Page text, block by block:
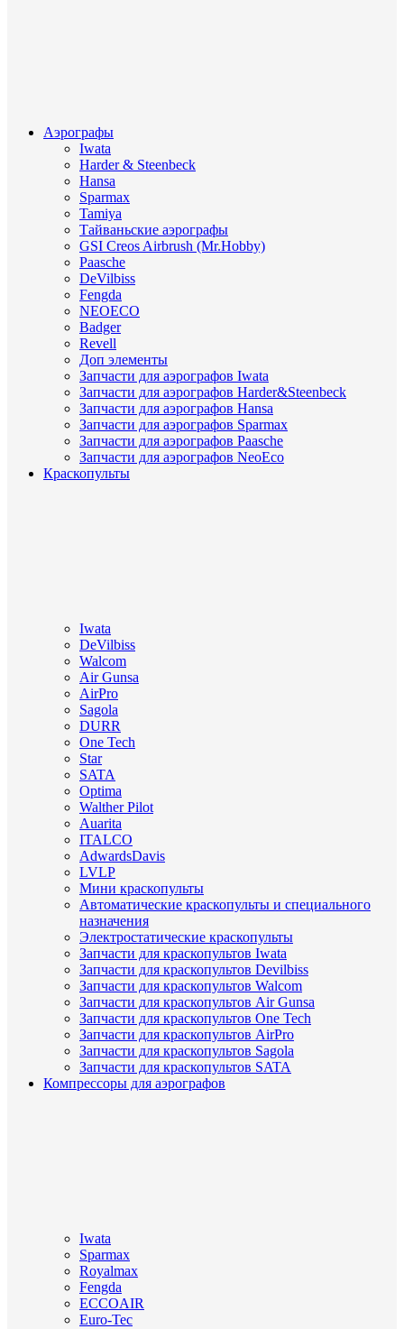
Аэрографы
Iwata
Harder & Steenbeck
Hansa
Sparmax
Tamiya
Тайваньские аэрографы
GSI Creos Airbrush (Mr.Hobby)
Paasche
DeVilbiss
Fengda
NEOECO
Badger
Revell
Доп элементы
Запчасти для аэрографов Iwata
Запчасти для аэрографов Harder&Steenbeck
Запчасти для аэрографов Hansa
Запчасти для аэрографов Sparmax
Запчасти для аэрографов Paasche
Запчасти для аэрографов NeoEco
Краскопульты
Iwata
DeVilbiss
Walcom
Air Gunsa
AirPro
Sagola
DURR
One Tech
Star
SATA
Optima
Walther Pilot
Auarita
ITALCO
AdwardsDavis
LVLP
Мини краскопульты
Автоматические краскопульты и специального
назначения
Электростатические краскопульты
Запчасти для краскопультов Iwata
Запчасти для краскопультов Devilbiss
Запчасти для краскопультов Walcom
Запчасти для краскопультов Air Gunsa
Запчасти для краскопультов One Tech
Запчасти для краскопультов AirPro
Запчасти для краскопультов Sagola
Запчасти для краскопультов SATA
Компрессоры для аэрографов
Iwata
Sparmax
Royalmax
Fengda
ECCOAIR
Euro-Tec